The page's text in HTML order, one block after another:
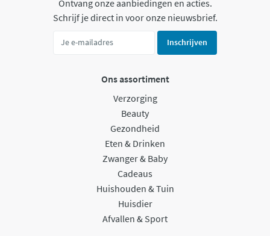
Ontvang onze aanbiedingen en acties.
Schrijf je direct in voor onze nieuwsbrief.
Inschrijven
Ons assortiment
Verzorging
Beauty
Gezondheid
Eten & Drinken
Zwanger & Baby
Cadeaus
Huishouden & Tuin
Huisdier
Afvallen & Sport